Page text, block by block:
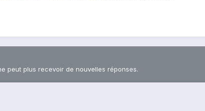
peut plus recevoir de nouvelles réponses.